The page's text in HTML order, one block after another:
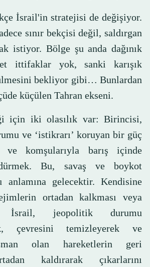
İsrail'in stratejisi de değişiyor.
sınır bekçisi değil, saldırgan
istiyor. Bölge şu anda dağınık
ittifaklar yok, sanki karışık
bekliyor gibi… Bunlardan
küçülen Tahran ekseni.
için iki olasılık var: Birincisi,
ve ‘istikrarı’ koruyan bir güç
ve komşularıyla barış içinde
Bu, savaş ve boykot
anlamına gelecektir. Kendisine
ortadan kalkması veya
İsrail, jeopolitik durumu
çevresini temizleyerek ve
olan hareketlerin geri
kaldırarak çıkarlarını